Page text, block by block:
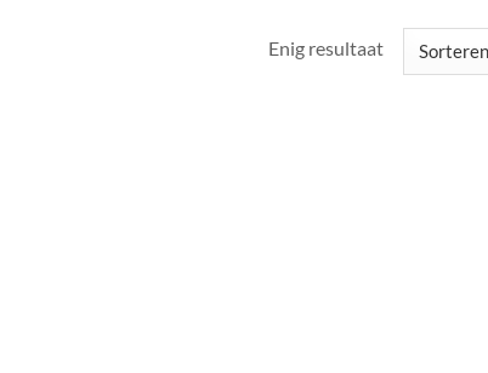
Enig resultaat